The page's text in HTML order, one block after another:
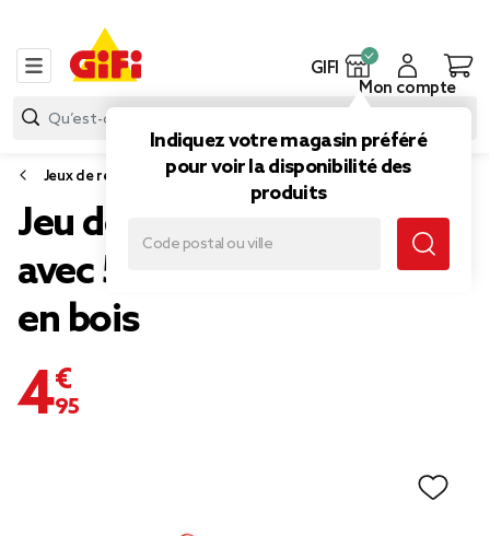
GIFI
Indiquez votre magasin préféré
pour voir la disponibilité des
produits
Mon compte
Jeux de récréation
Jeu de pêche à la ligne
avec 5 canards et 2 cannes
en bois
4,95 €